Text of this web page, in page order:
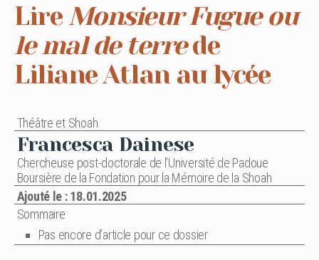
Lire Monsieur Fugue ou
le mal de terrede
Liliane Atlan au lycée
Théâtre et Shoah
Francesca Dainese
Chercheuse post-doctorale de l’Université de Padoue
Boursière de la Fondation pour la Mémoire de la Shoah
Ajouté le : 18.01.2025
Sommaire
Pas encore d’article pour ce dossier